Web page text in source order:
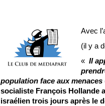
Avec
(il y a
« Il
population face aux menaces
socialiste François Hollande
israélien trois jours après le